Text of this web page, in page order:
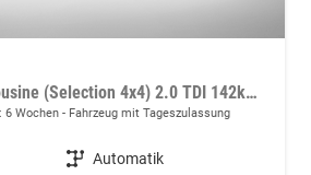
Selection 4x4 Limousine (Selection 4x4) 2.0 TDI 142kW (193 PS) 7-Gang DSG
6 Wochen Fahrzeug mit Tageszulassung
Getriebe Automatik